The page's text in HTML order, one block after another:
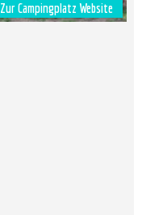
Zur Campingplatz Website